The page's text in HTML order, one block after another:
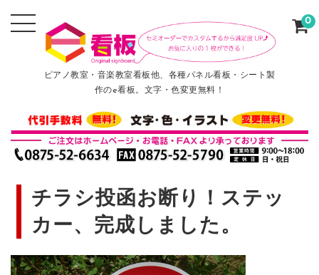
ピアノ教室・音楽教室看板他、各種パネル看板・シート製
作のe看板。文字・色変更無料！
0
チラシ投函お断り！ステッ
カー、完成しました。